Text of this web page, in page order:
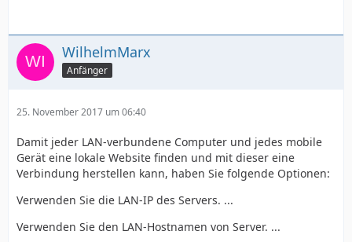
WilhelmMarx
Anfänger
25. November 2017 um 06:40
Damit jeder LAN-verbundene Computer und jedes mobile
Gerät eine lokale Website finden und mit dieser eine
Verbindung herstellen kann, haben Sie folgende Optionen:
Verwenden Sie die LAN-IP des Servers. ...
Verwenden Sie den LAN-Hostnamen von Server. ...